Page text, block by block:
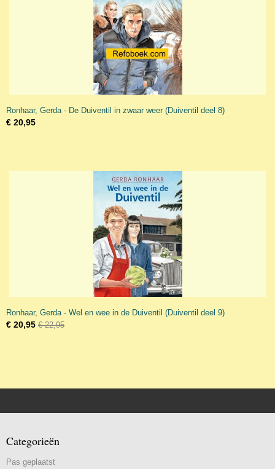
Ronhaar, Gerda - De Duiventil in zwaar weer (Duiventil deel 8)
€ 20,95
Ronhaar, Gerda - Wel en wee in de Duiventil (Duiventil deel 9)
€ 20,95 € 22,95
Categorieën
Pas geplaatst